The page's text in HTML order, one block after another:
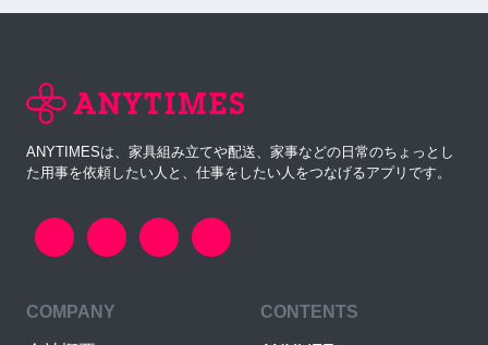
ANYTIMESは、家具組み立てや配送、家事などの日常のちょっとし
た用事を依頼したい人と、仕事をしたい人をつなげるアプリです。
COMPANY CONTENTS